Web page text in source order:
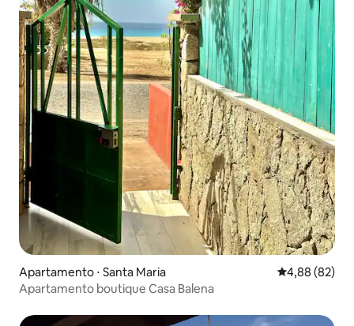
Apartamento ⋅ Santa Maria 4,88 de uma
4,88 (82)
Apartamento boutique Casa Balena